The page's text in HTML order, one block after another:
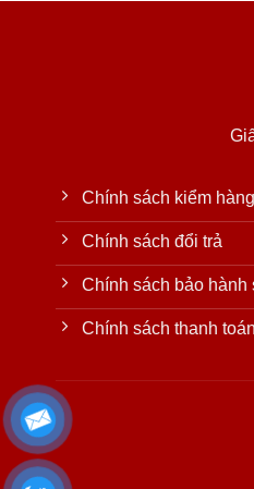
Chính sách kiểm hàng
Chính sách đổi trả
Chính sách bảo hành
Chính sách thanh toán